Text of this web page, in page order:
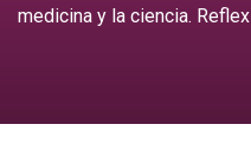
medicina y la ciencia.